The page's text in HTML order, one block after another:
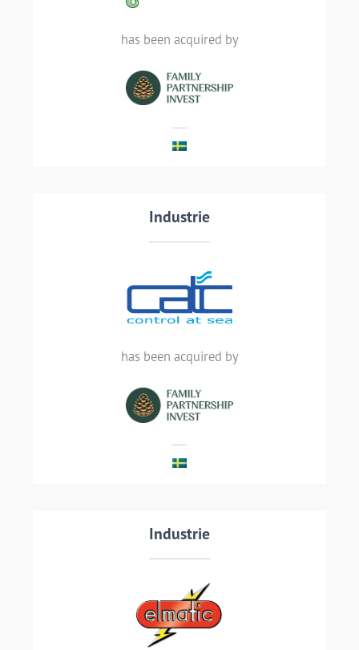
has been acquired by
Gothenburg-based Fläkt Marine AB has
LIRE LA SUITE
Industrie
has been acquired by
Transaction details
HVAC solution provider for the marine
family-owned investment company FPI
LIRE LA SUITE
Industrie
Transaction details
One of the UK’s longest-established